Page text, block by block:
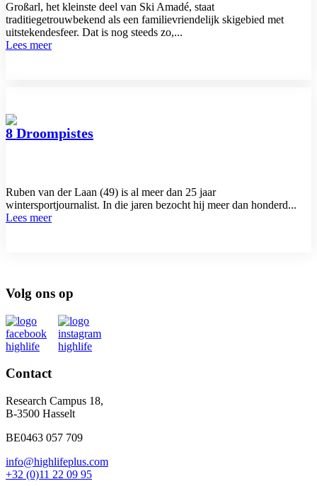
Großarl, het kleinste deel van Ski Amadé, staat
traditiegetrouwbekend als een familievriendelijk skigebied met
uitstekendesfeer. Dat is nog steeds zo,...
Lees meer
8 Droompistes
Ruben van der Laan (49) is al meer dan 25 jaar
wintersportjournalist. In die jaren bezocht hij meer dan honderd...
Lees meer
Volg ons op
Contact
Research Campus 18,
B-3500 Hasselt
BE0463 057 709
info@highlifeplus.com
+32 (0)11 22 09 95